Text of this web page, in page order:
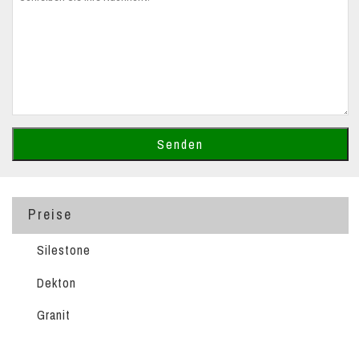
Preise
Silestone
Dekton
Granit